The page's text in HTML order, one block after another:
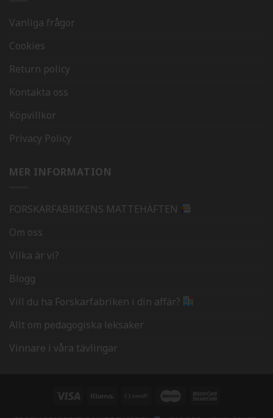
Vanliga frågor
Cookies
Return policy
Kontakta oss
Köpvillkor
Privacy Policy
MER INFORMATION
FORSKARFABRIKENS MATTEHÄFTEN
Om oss
Vilka är vi?
Blogg
Vill du ha Forskarfabriken i din affär?
Allt om pedagogiska leksaker
Vinnare i våra tävlingar
Visa Klarna
Swish
Maestro